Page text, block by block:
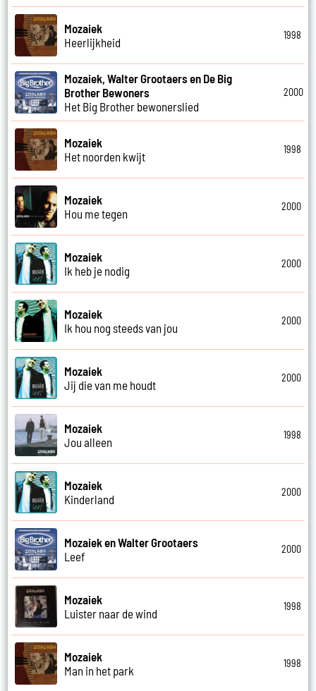
Mozaiek
Heerlijkheid
1998
Mozaiek, Walter Grootaers en De Big
Brother Bewoners
Het Big Brother bewonerslied
2000
Mozaiek
Het noorden kwijt
1998
Mozaiek
Hou me tegen
2000
Mozaiek
Ik heb je nodig
2000
Mozaiek
Ik hou nog steeds van jou
2000
Mozaiek
Jij die van me houdt
2000
Mozaiek
Jou alleen
1998
Mozaiek
Kinderland
2000
Mozaiek en Walter Grootaers
Leef
2000
Mozaiek
Luister naar de wind
1998
Mozaiek
Man in het park
1998